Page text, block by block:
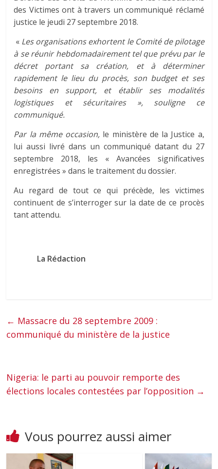
des Victimes ont à travers un communiqué réclamé
justice le jeudi 27 septembre 2018.
« Les organisations exhortent le Comité de pilotage
à se réunir hebdomadairement tel que prévu par le
décret portant sa création, et à déterminer
rapidement le lieu du procès, son budget et ses
besoins en support, et établir ses modalités
logistiques et sécuritaires », souligne ce
communiqué.
Par la même occasion, le ministère de la Justice a,
lui aussi livré dans un communiqué datant du 27
septembre 2018, les « Avancées significatives
enregistrées » dans le traitement du dossier.
Au regard de tout ce qui précède, les victimes
continuent de s’interroger sur la date de ce procès
tant attendu.
La Rédaction
← Massacre du 28 septembre 2009 :
communiqué du ministère de la justice
Nigeria: le parti au pouvoir remporte des
élections locales contestées par l’opposition →
Vous pourrez aussi aimer